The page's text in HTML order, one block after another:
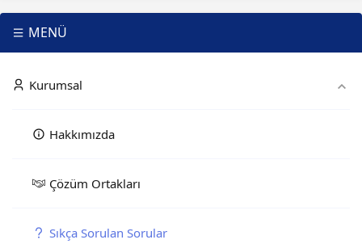
MENÜ
Kurumsal
Hakkımızda
Çözüm Ortakları
Sıkça Sorulan Sorular